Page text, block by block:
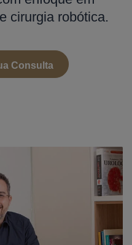
cirurgia robótica.
Consulta